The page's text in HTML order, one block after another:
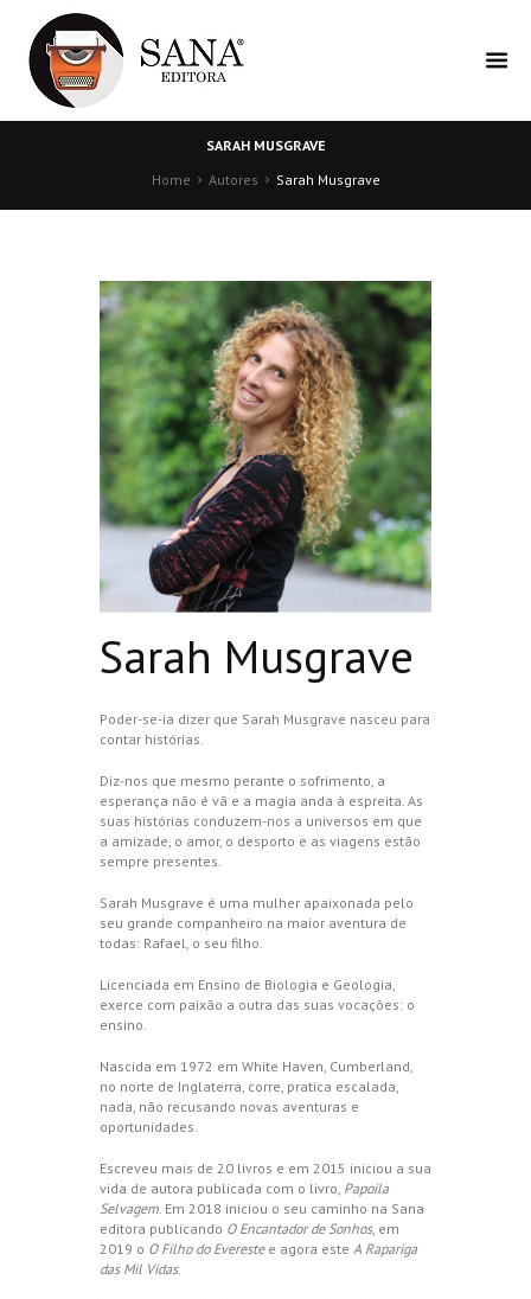
SARAH MUSGRAVE
Home
Autores Sarah Musgrave
Sarah Musgrave
Poder-se-ia dizer que Sarah Musgrave nasceu para
contar histórias.
Diz-nos que mesmo perante o sofrimento, a
esperança não é vã e a magia anda à espreita. As
suas histórias conduzem-nos a universos em que
a amizade, o amor, o desporto e as viagens estão
sempre presentes.
Sarah Musgrave é uma mulher apaixonada pelo
seu grande companheiro na maior aventura de
todas: Rafael, o seu filho.
Licenciada em Ensino de Biologia e Geologia,
exerce com paixão a outra das suas vocações: o
ensino.
Nascida em 1972 em White Haven, Cumberland,
no norte de Inglaterra, corre, pratica escalada,
nada, não recusando novas aventuras e
oportunidades.
Escreveu mais de 20 livros e em 2015 iniciou a sua
vida de autora publicada com o livro, Papoila
Selvagem. Em 2018 iniciou o seu caminho na Sana
editora publicando O Encantador de Sonhos, em
2019 o O Filho do Everestee agora este A Rapariga
das Mil Vidas.